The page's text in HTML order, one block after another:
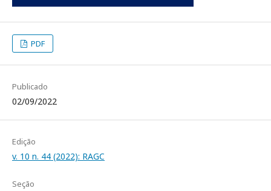
PDF
Publicado
02/09/2022
Edição
v. 10 n. 44 (2022): RAGC
Seção